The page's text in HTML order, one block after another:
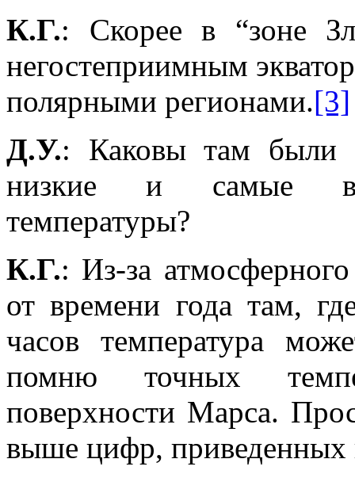
К.Г.: Скорее в “зоне
негостеприимным
полярными регионами.[3]
Д.У.: Каковы там были
низкие и самые
температуры?
К.Г.: Из-за
от времени года там,
часов температура
помню точных
поверхности Марса.
выше цифр, приведенных